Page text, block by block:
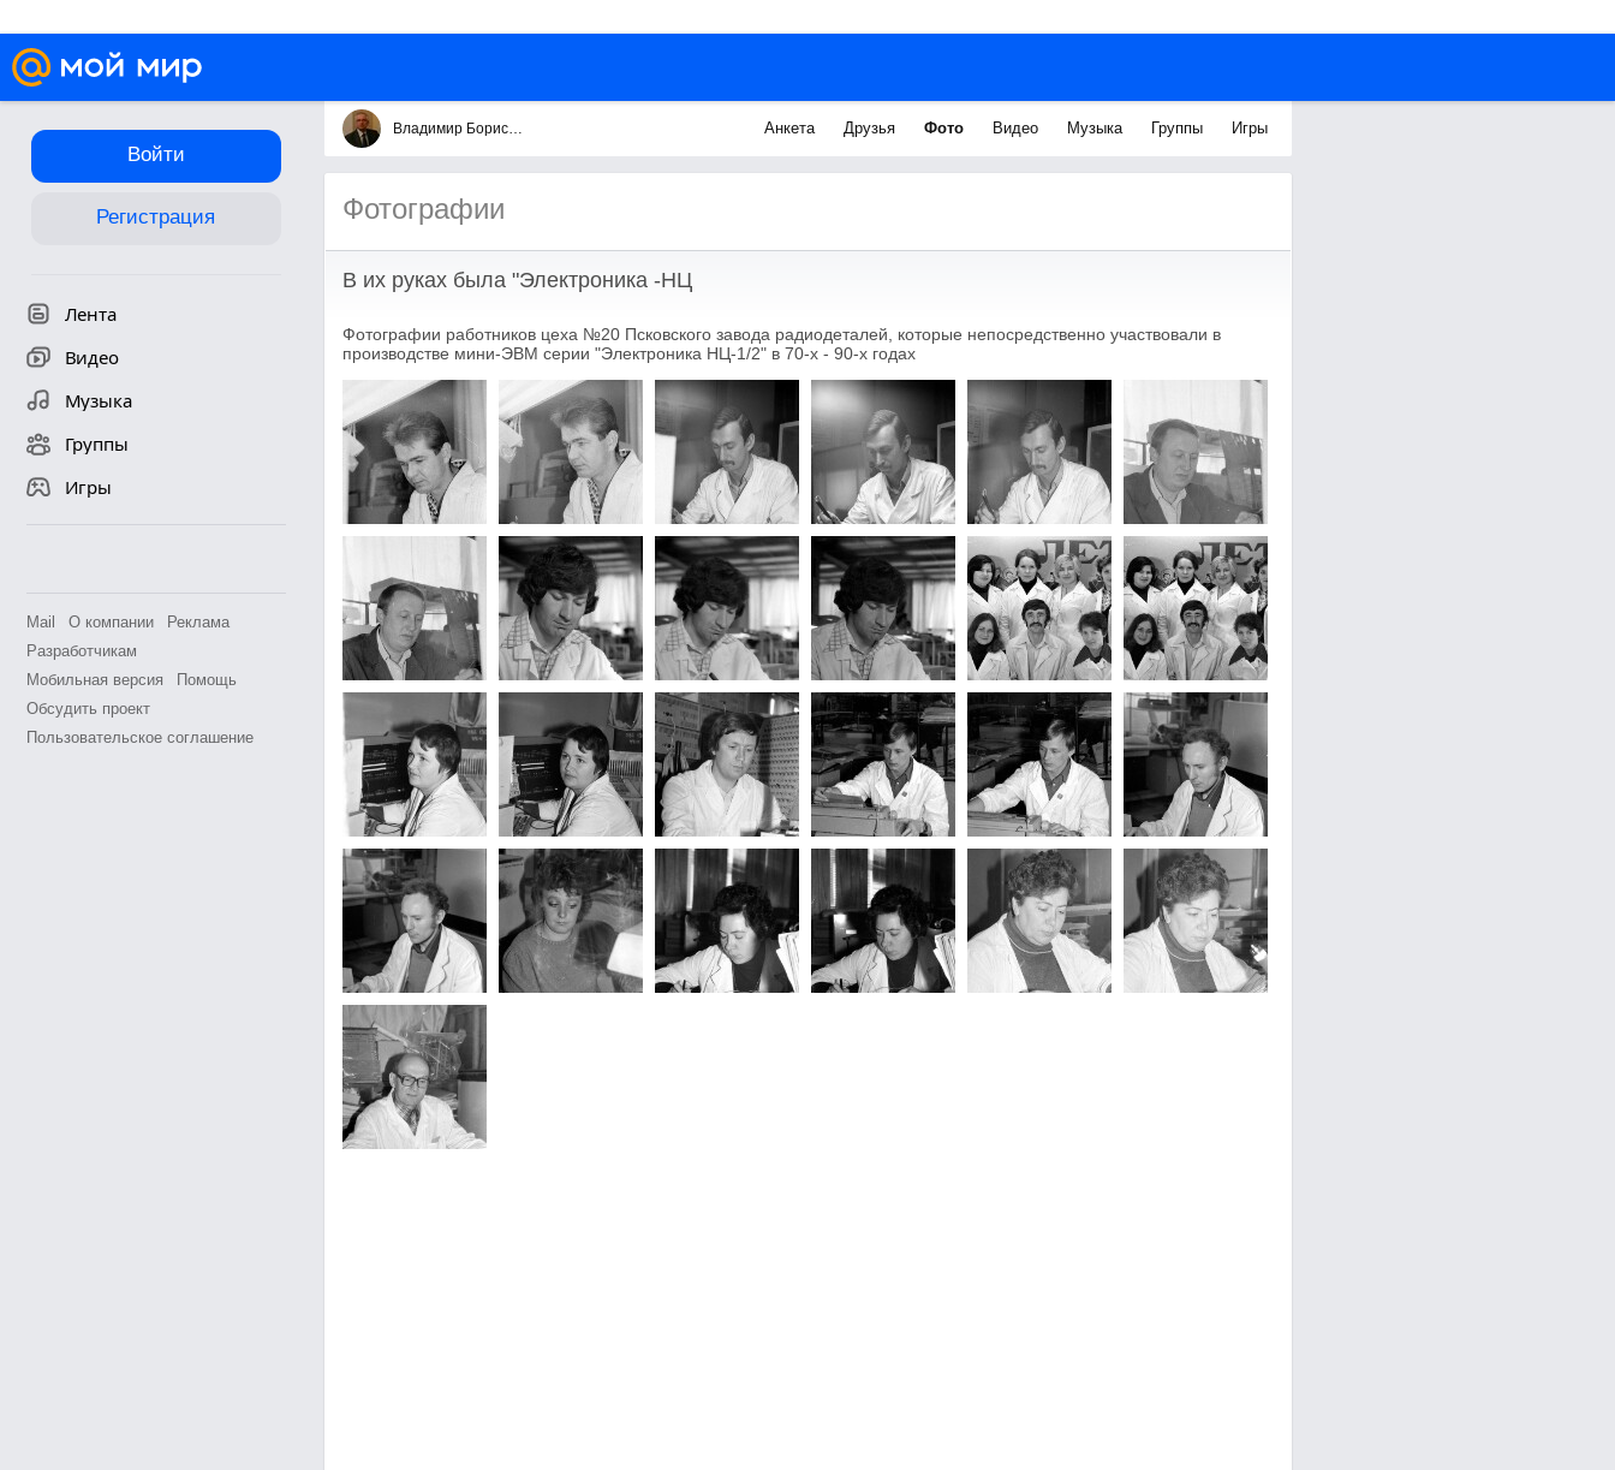
Войти
Регистрация
Лента
Видео
Музыка
Группы
Игры
Mail О компании
Реклама
Разработчикам
Мобильная версия
Помощь
Обсудить проект
Пользовательское соглашение
Владимир Борисович Савинов Анкета Друзья Фото Видео Музыка Группы Игры
Фотографии
В их руках была "Электроника -НЦ
Фотографии работников цеха №20 Псковского завода радиодеталей, которые непосредственно участвовали в
производстве мини-ЭВМ серии "Электроника НЦ-1/2" в 70-х - 90-х годах